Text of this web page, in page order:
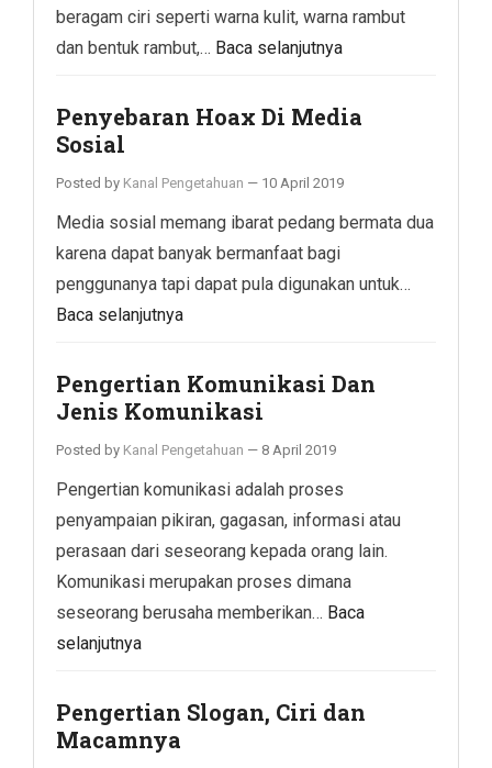
beragam ciri seperti warna kulit, warna rambut
dan bentuk rambut,… Baca selanjutnya
Penyebaran Hoax Di Media
Sosial
Posted by Kanal Pengetahuan — 10 April 2019
Media sosial memang ibarat pedang bermata dua
karena dapat banyak bermanfaat bagi
penggunanya tapi dapat pula digunakan untuk…
Baca selanjutnya
Pengertian Komunikasi Dan
Jenis Komunikasi
Posted by Kanal Pengetahuan — 8 April 2019
Pengertian komunikasi adalah proses
penyampaian pikiran, gagasan, informasi atau
perasaan dari seseorang kepada orang lain.
Komunikasi merupakan proses dimana
seseorang berusaha memberikan… Baca
selanjutnya
Pengertian Slogan, Ciri dan
Macamnya